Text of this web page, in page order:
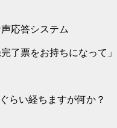
応答システム
了票をお持ちになって」
らい経ちますが何か？